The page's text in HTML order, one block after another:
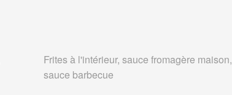
Frites à l'intérieur, sauce fromagère maison,
sauce barbecue